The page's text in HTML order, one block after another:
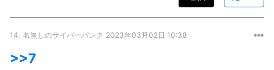
14. 名無しのサイバーパンク 2023年03月02日 10:38
>>7